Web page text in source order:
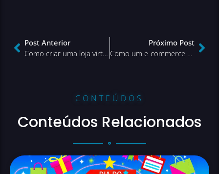
Post Anterior
Como criar uma loja virtual para trabalhar em casa
Próximo Post
Como um e-commerce de nicho pode vender em marketplace
CONTEÚDOS
Conteúdos Relacionados